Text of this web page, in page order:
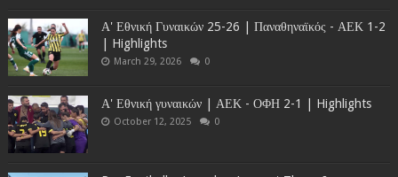
Α' Εθνική Γυναικών 25-26 | Παναθηναϊκός - ΑΕΚ 1-2
| Highlights
March 29, 2026 0
Α' Εθνική γυναικών | ΑΕΚ - ΟΦΗ 2-1 | Highlights
October 12, 2025 0